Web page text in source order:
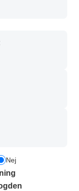
Nej